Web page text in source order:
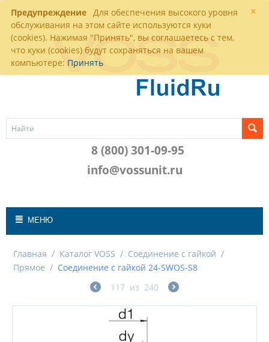
×
Предупреждение Для обеспечения высокого уровня
обслуживания на этом сайте используются куки
(cookies). Нажимая "Принять", вы соглашаетесь с тем,
что куки (cookies) будут сохраняться на вашем
компьютере: Принять
8 (800) 301-09-95
info@vossunit.ru
МЕНЮ
Главная / Каталог VOSS / Соединение с гайкой /
Прямое / Соединение с гайкой 24-SWOS-S8
117 из 240